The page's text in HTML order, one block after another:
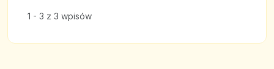
1 - 3 z 3 wpisów